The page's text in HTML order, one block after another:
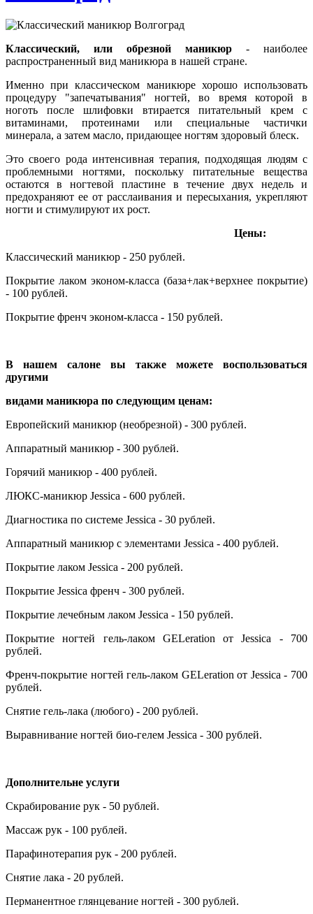
Классический, или обрезной маникюр - наиболее
распространенный вид маникюра в нашей стране.
Именно при классическом маникюре хорошо использовать
процедуру "запечатывания" ногтей, во время которой в
ноготь после шлифовки втирается питательный крем с
витаминами, протеинами или специальные частички
минерала, а затем масло, придающее ногтям здоровый блеск.
Это своего рода интенсивная терапия, подходящая людям с
проблемными ногтями, поскольку питательные вещества
остаются в ногтевой пластине в течение двух недель и
предохраняют ее от расслаивания и пересыхания, укрепляют
ногти и стимулируют их рост.
Цены:
Классический маникюр - 250 рублей.
Покрытие лаком эконом-класса (база+лак+верхнее покрытие)
- 100 рублей.
Покрытие френч эконом-класса - 150 рублей.
В нашем салоне вы также можете воспользоваться
другими
видами маникюра по следующим ценам:
Европейский маникюр (необрезной) - 300 рублей.
Аппаратный маникюр - 300 рублей.
Горячий маникюр - 400 рублей.
ЛЮКС-маникюр Jessica - 600 рублей.
Диагностика по системе Jessica - 30 рублей.
Аппаратный маникюр с элементами Jessica - 400 рублей.
Покрытие лаком Jessica - 200 рублей.
Покрытие Jessica френч - 300 рублей.
Покрытие лечебным лаком Jessica - 150 рублей.
Покрытие ногтей гель-лаком GELeration от Jessica - 700
рублей.
Френч-покрытие ногтей гель-лаком GELeration от Jessica - 700
рублей.
Снятие гель-лака (любого) - 200 рублей.
Выравнивание ногтей био-гелем Jessica - 300 рублей.
Дополнительне услуги
Скрабирование рук - 50 рублей.
Массаж рук - 100 рублей.
Парафинотерапия рук - 200 рублей.
Снятие лака - 20 рублей.
Перманентное глянцевание ногтей - 300 рублей.